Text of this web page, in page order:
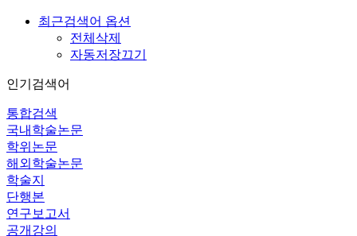
최근검색어 옵션
전체삭제
자동저장끄기
인기검색어
통합검색
국내학술논문
학위논문
해외학술논문
학술지
단행본
연구보고서
공개강의